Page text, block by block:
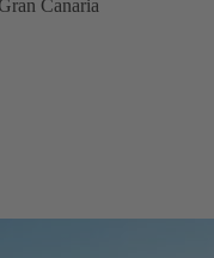
Canaria